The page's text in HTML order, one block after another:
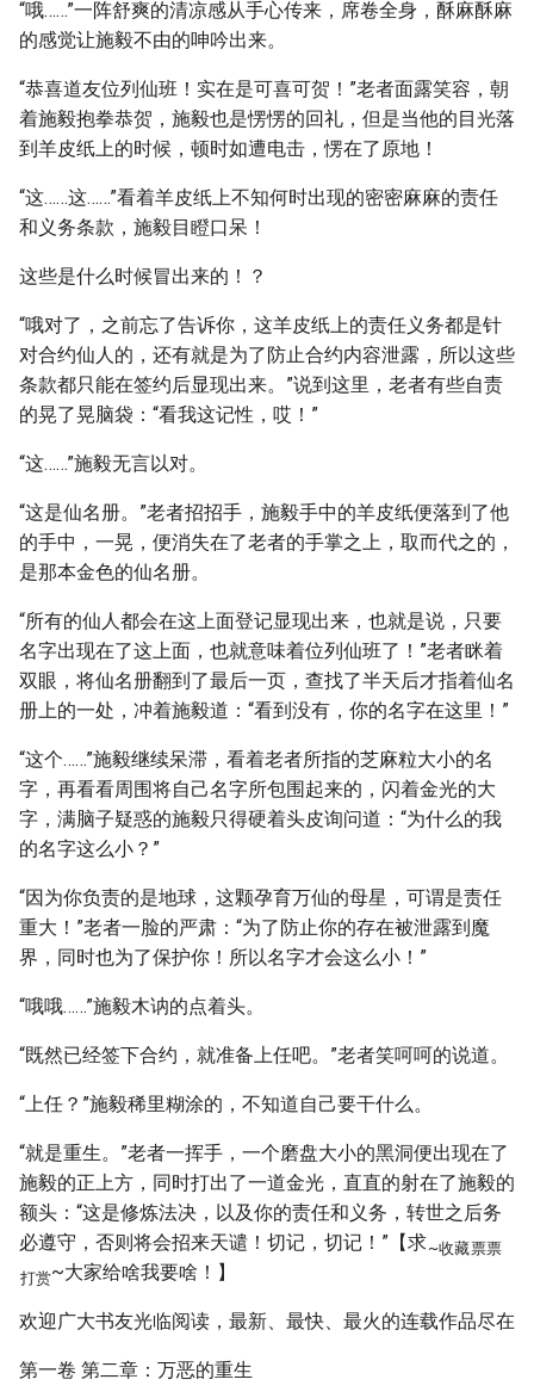
“哦……”一阵舒爽的清凉感从手心传来，席卷全身，酥麻酥麻
的感觉让施毅不由的呻吟出来。
“恭喜道友位列仙班！实在是可喜可贺！”老者面露笑容，朝
着施毅抱拳恭贺，施毅也是愣愣的回礼，但是当他的目光落
到羊皮纸上的时候，顿时如遭电击，愣在了原地！
“这……这……”看着羊皮纸上不知何时出现的密密麻麻的责任
和义务条款，施毅目瞪口呆！
这些是什么时候冒出来的！？
“哦对了，之前忘了告诉你，这羊皮纸上的责任义务都是针
对合约仙人的，还有就是为了防止合约内容泄露，所以这些
条款都只能在签约后显现出来。”说到这里，老者有些自责
的晃了晃脑袋：“看我这记性，哎！”
“这……”施毅无言以对。
“这是仙名册。”老者招招手，施毅手中的羊皮纸便落到了他
的手中，一晃，便消失在了老者的手掌之上，取而代之的，
是那本金色的仙名册。
“所有的仙人都会在这上面登记显现出来，也就是说，只要
名字出现在了这上面，也就意味着位列仙班了！”老者眯着
双眼，将仙名册翻到了最后一页，查找了半天后才指着仙名
册上的一处，冲着施毅道：“看到没有，你的名字在这里！”
“这个……”施毅继续呆滞，看着老者所指的芝麻粒大小的名
字，再看看周围将自己名字所包围起来的，闪着金光的大
字，满脑子疑惑的施毅只得硬着头皮询问道：“为什么的我
的名字这么小？”
“因为你负责的是地球，这颗孕育万仙的母星，可谓是责任
重大！”老者一脸的严肃：“为了防止你的存在被泄露到魔
界，同时也为了保护你！所以名字才会这么小！”
“哦哦……”施毅木讷的点着头。
“既然已经签下合约，就准备上任吧。”老者笑呵呵的说道。
“上任？”施毅稀里糊涂的，不知道自己要干什么。
“就是重生。”老者一挥手，一个磨盘大小的黑洞便出现在了
施毅的正上方，同时打出了一道金光，直直的射在了施毅的
额头：“这是修炼法决，以及你的责任和义务，转世之后务
必遵守，否则将会招来天谴！切记，切记！”【求~收藏票票
打赏~大家给啥我要啥！】
欢迎广大书友光临阅读，最新、最快、最火的连载作品尽在
第一卷 第二章：万恶的重生